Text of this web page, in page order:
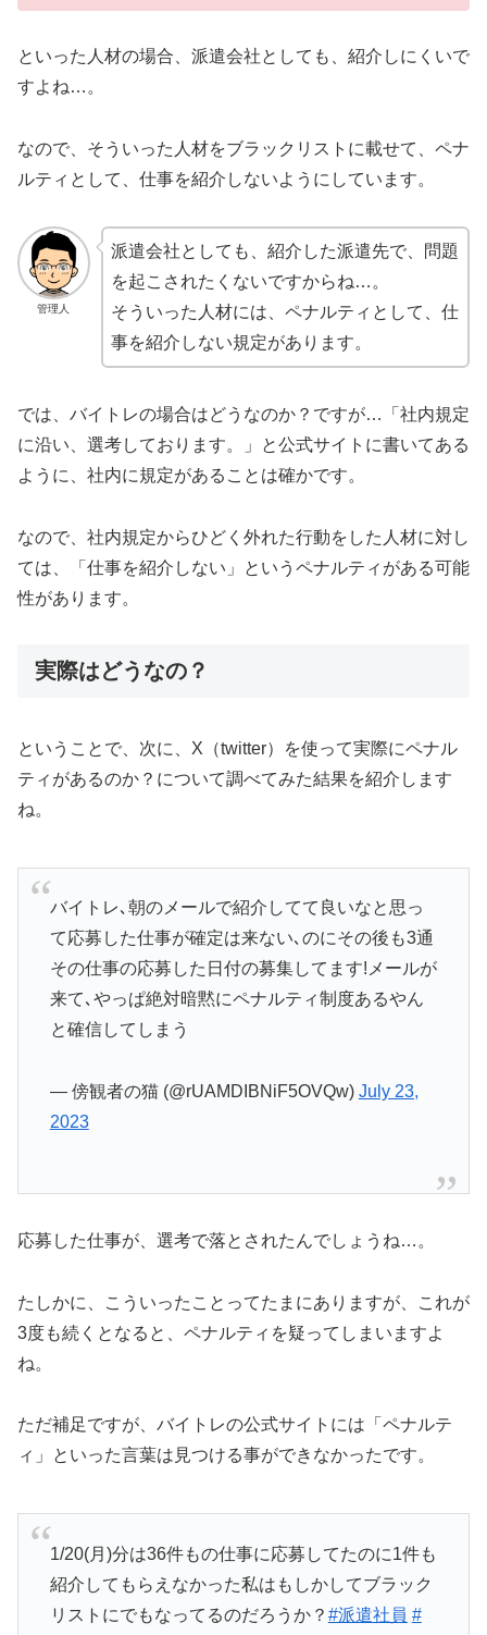
といった人材の場合、派遣会社としても、紹介しにくいで
すよね…。
なので、そういった人材をブラックリストに載せて、ペナ
ルティとして、仕事を紹介しないようにしています。
管理人
派遣会社としても、紹介した派遣先で、問題
を起こされたくないですからね…。
そういった人材には、ペナルティとして、仕
事を紹介しない規定があります。
では、バイトレの場合はどうなのか？ですが…「社内規定
に沿い、選考しております。」と公式サイトに書いてある
ように、社内に規定があることは確かです。
なので、社内規定からひどく外れた行動をした人材に対し
ては、「仕事を紹介しない」というペナルティがある可能
性があります。
実際はどうなの？
ということで、次に、X（twitter）を使って実際にペナル
ティがあるのか？について調べてみた結果を紹介します
ね。
バイトレ､朝のメールで紹介してて良いなと思っ
て応募した仕事が確定は来ない､のにその後も3通
その仕事の応募した日付の募集してます!メールが
来て､やっぱ絶対暗黙にペナルティ制度あるやん
と確信してしまう
— 傍観者の猫 (@rUAMDIBNiF5OVQw) July 23,
2023
応募した仕事が、選考で落とされたんでしょうね…。
たしかに、こういったことってたまにありますが、これが
3度も続くとなると、ペナルティを疑ってしまいますよ
ね。
ただ補足ですが、バイトレの公式サイトには「ペナルテ
ィ」といった言葉は見つける事ができなかったです。
1/20(月)分は36件もの仕事に応募してたのに1件も
紹介してもらえなかった私はもしかしてブラック
リストにでもなってるのだろうか？
#派遣社員 #